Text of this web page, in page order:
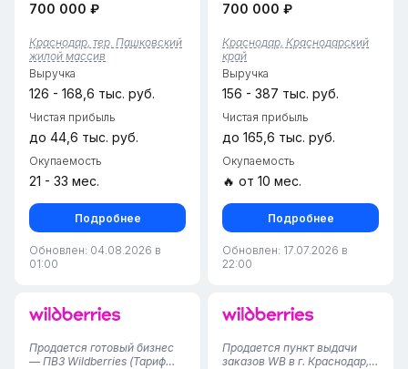
28.02.2025 года. Отличная
ищет перспективное и
стабильное
направление.Основные
характеристики:Арендная
пла...
700 000 ₽
Краснодар, тер. Пашковский
жилой массив
Выручка
126 - 168,6 тыс. руб.
Чистая прибыль
до 44,6 тыс. руб.
Окупаемость
21 - 33 мес.
Подробнее
Обновлен: 04.08.2026 в
01:00
районе Краснодара с
заселяемый район с
отличной инфраструктурой,
активная группа клиентов и
перспектива ув...
700 000 ₽
Краснодар, Краснодарский
край
Выручка
156 - 387 тыс. руб.
Чистая прибыль
до 165,6 тыс. руб.
Окупаемость
🔥 от 10 мес.
Подробнее
Обновлен: 17.07.2026 в
22:00
Продается готовый бизнес
— ПВЗ Wildberries (Тариф
Продается пункт выдачи
заказов WB в г. Краснодар,